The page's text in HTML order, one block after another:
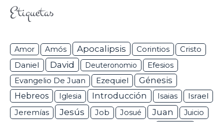
Etiquetas
Amor Amós Apocalipsis Corintios Cristo
Daniel David Deuteronomio Efesios
Evangelio De Juan Ezequiel
Génesis
Hebreos
Iglesia Introducción Isaias Israel
Jeremías Jesús Job Josué Juan
Juicio